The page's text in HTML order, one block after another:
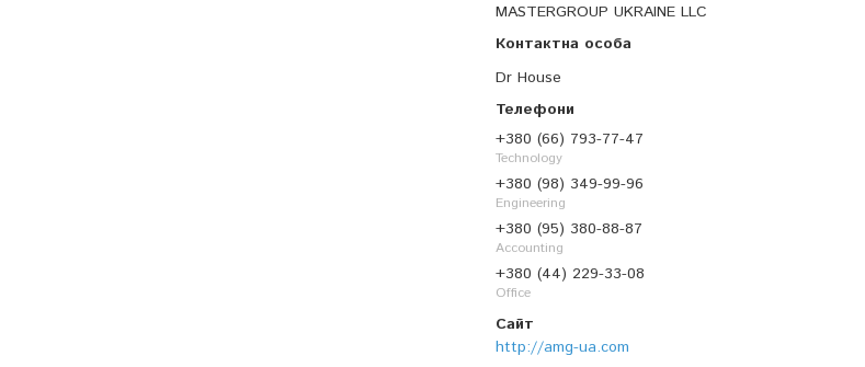
MASTERGROUP UKRAINE LLC
Dr House
+380 (66) 793-77-47
Technology
+380 (98) 349-99-96
Engineering
+380 (95) 380-88-87
Accounting
+380 (44) 229-33-08
Office
http://amg-ua.com